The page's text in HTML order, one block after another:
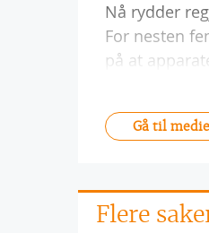
Nå rydder
For nesten
på at
Gå til
Flere